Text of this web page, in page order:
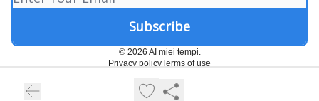
© 2026 AI miei tempi.
Privacy policyTerms of use
Powered by beehiiv